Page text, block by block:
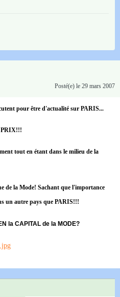
Posté(e) le 29 mars 2007
pour être d'actualité sur PARIS...
PRIX!!!
tout en étant dans le milieu de la
de la Mode! Sachant que l'importance
un autre pays que PARIS!!!
la CAPITAL de la MODE?